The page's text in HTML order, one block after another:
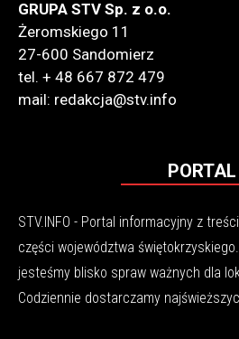
GRUPA STV Sp. z o.o.
Żeromskiego 11
27-600 Sandomierz
tel. + 48 667 872 479
mail: redakcja@stv.info
PORTAL
STV.INFO - Portal informacyjny z
części województwa
jesteśmy blisko spraw ważnych dla
Codziennie dostarczamy